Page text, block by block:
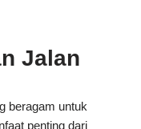
Jalan
beragam untuk
penting dari